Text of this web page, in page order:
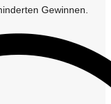
Gewinnen.